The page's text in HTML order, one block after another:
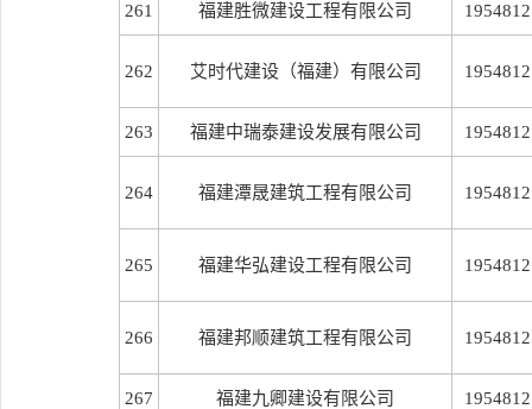
261 福建胜微建设工程有限公司 1954812
262 艾时代建设（福建）有限公司 1954812
263 福建中瑞泰建设发展有限公司 1954812
264 福建潭晟建筑工程有限公司 1954812
265 福建华弘建设工程有限公司 1954812
266 福建邦顺建筑工程有限公司 1954812
267 福建九卿建设有限公司 1954812